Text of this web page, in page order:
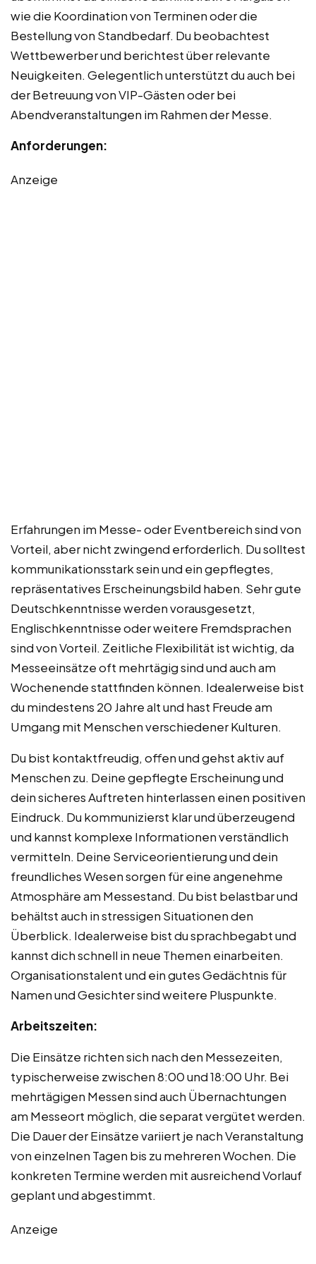
wie die Koordination von Terminen oder die
Bestellung von Standbedarf. Du beobachtest
Wettbewerber und berichtest über relevante
Neuigkeiten. Gelegentlich unterstützt du auch bei
der Betreuung von VIP-Gästen oder bei
Abendveranstaltungen im Rahmen der Messe.
Anforderungen:
Anzeige
Erfahrungen im Messe- oder Eventbereich sind von
Vorteil, aber nicht zwingend erforderlich. Du solltest
kommunikationsstark sein und ein gepflegtes,
repräsentatives Erscheinungsbild haben. Sehr gute
Deutschkenntnisse werden vorausgesetzt,
Englischkenntnisse oder weitere Fremdsprachen
sind von Vorteil. Zeitliche Flexibilität ist wichtig, da
Messeeinsätze oft mehrtägig sind und auch am
Wochenende stattfinden können. Idealerweise bist
du mindestens 20 Jahre alt und hast Freude am
Umgang mit Menschen verschiedener Kulturen.
Du bist kontaktfreudig, offen und gehst aktiv auf
Menschen zu. Deine gepflegte Erscheinung und
dein sicheres Auftreten hinterlassen einen positiven
Eindruck. Du kommunizierst klar und überzeugend
und kannst komplexe Informationen verständlich
vermitteln. Deine Serviceorientierung und dein
freundliches Wesen sorgen für eine angenehme
Atmosphäre am Messestand. Du bist belastbar und
behältst auch in stressigen Situationen den
Überblick. Idealerweise bist du sprachbegabt und
kannst dich schnell in neue Themen einarbeiten.
Organisationstalent und ein gutes Gedächtnis für
Namen und Gesichter sind weitere Pluspunkte.
Arbeitszeiten:
Die Einsätze richten sich nach den Messezeiten,
typischerweise zwischen 8:00 und 18:00 Uhr. Bei
mehrtägigen Messen sind auch Übernachtungen
am Messeort möglich, die separat vergütet werden.
Die Dauer der Einsätze variiert je nach Veranstaltung
von einzelnen Tagen bis zu mehreren Wochen. Die
konkreten Termine werden mit ausreichend Vorlauf
geplant und abgestimmt.
Anzeige